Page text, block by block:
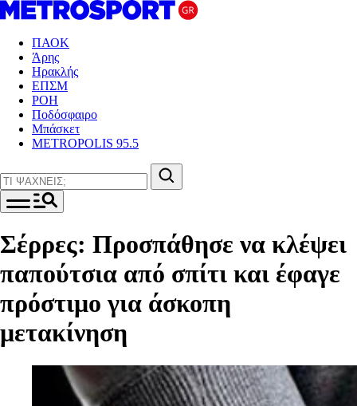
ΠΑΟΚ
Άρης
Ηρακλής
ΕΠΣΜ
ΡΟΗ
Ποδόσφαιρο
Μπάσκετ
METROPOLIS 95.5
Σέρρες: Προσπάθησε να κλέψει
παπούτσια από σπίτι και έφαγε
πρόστιμο για άσκοπη
μετακίνηση